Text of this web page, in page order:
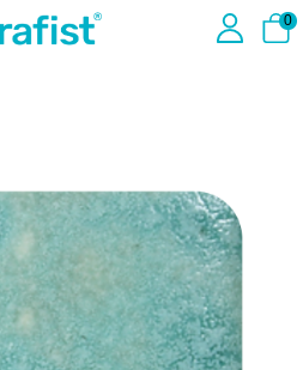
0